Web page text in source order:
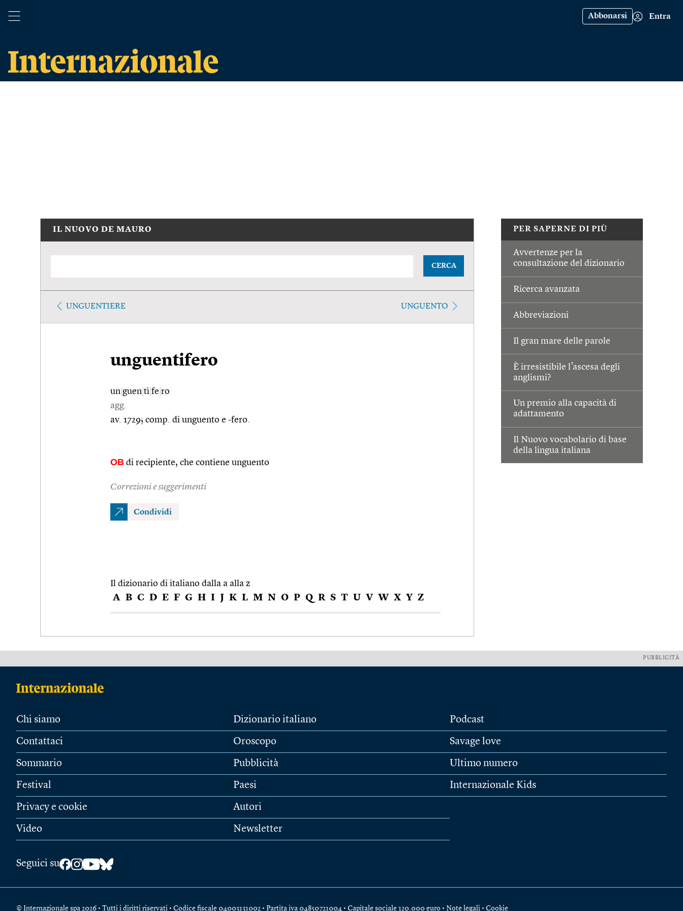
Abbonarsi Entra
PER SAPERNE DI PIÙ
Avvertenze per la
consultazione del dizionario
Ricerca avanzata
Abbreviazioni
Il gran mare delle parole
È irresistibile l’ascesa degli
anglismi?
Un premio alla capacità di
adattamento
Il Nuovo vocabolario di base
della lingua italiana
IL NUOVO DE MAURO
CERCA
UNGUENTIERE UNGUENTO
unguentifero
un guen tì fe ro
agg.
av. 1729; comp. di unguento e -fero.
OB di recipiente, che contiene unguento
Correzioni e suggerimenti
Condividi
Il dizionario di italiano dalla a alla z
A B C D E F G H I J K L M N O P Q R S T U V W X Y Z
PUBBLICITÀ
Chi siamo
Contattaci
Sommario
Festival
Privacy e cookie
Video
Dizionario italiano
Oroscopo
Pubblicità
Paesi
Autori
Newsletter
Podcast
Savage love
Ultimo numero
Internazionale Kids
Seguici su
© Internazionale spa 2026 • Tutti i diritti riservati • Codice fiscale 04003131002 • Partita iva 04850721004 • Capitale sociale 120.000 euro • Note legali • Cookie